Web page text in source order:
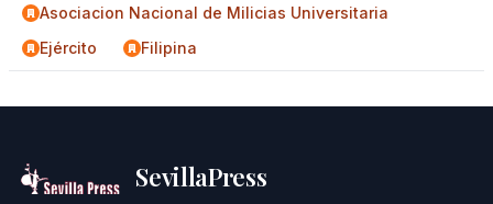
Asociacion Nacional de Milicias Universitaria
Ejército
Filipina
SevillaPress